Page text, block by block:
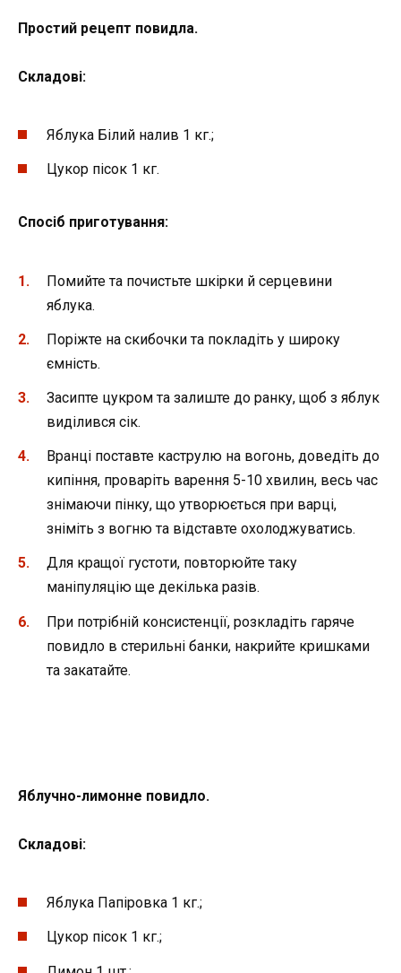
Простий рецепт повидла.
Складові:
Яблука Білий налив 1 кг.;
Цукор пісок 1 кг.
Спосіб приготування:
Помийте та почистьте шкірки й серцевини
яблука.
Поріжте на скибочки та покладіть у широку
ємність.
Засипте цукром та залиште до ранку, щоб з яблук
виділився сік.
Вранці поставте каструлю на вогонь, доведіть до
кипіння, проваріть варення 5-10 хвилин, весь час
знімаючи пінку, що утворюється при варці,
зніміть з вогню та відставте охолоджуватись.
Для кращої густоти, повторюйте таку
маніпуляцію ще декілька разів.
При потрібній консистенції, розкладіть гаряче
повидло в стерильні банки, накрийте кришками
та закатайте.
Яблучно-лимонне повидло.
Складові:
Яблука Папіровка 1 кг.;
Цукор пісок 1 кг.;